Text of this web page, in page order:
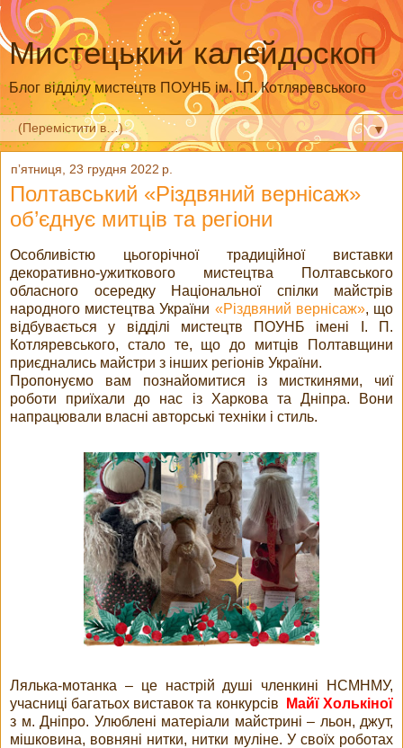
Мистецький калейдоскоп
Блог відділу мистецтв ПОУНБ ім. І.П. Котляревського
▼
пʼятниця, 23 грудня 2022 р.
Полтавський «Різдвяний вернісаж»
об’єднує митців та регіони
Особливістю цьогорічної традиційної виставки
декоративно-ужиткового мистецтва Полтавського
обласного осередку Національної спілки майстрів
народного мистецтва України «Різдвяний вернісаж», що
відбувається у відділі мистецтв ПОУНБ імені І. П.
Котляревського, стало те, що до митців Полтавщини
приєднались майстри з інших регіонів України.
Пропонуємо вам познайомитися із мисткинями, чиї
роботи приїхали до нас із Харкова та Дніпра. Вони
напрацювали власні авторські техніки і стиль.
Лялька-мотанка – це настрій душі членкині НСМНМУ,
учасниці багатьох виставок та конкурсів
Майї Холькіної
з м. Дніпро. Улюблені матеріали майстрині – льон, джут,
мішковина, вовняні нитки, нитки муліне. У своїх роботах